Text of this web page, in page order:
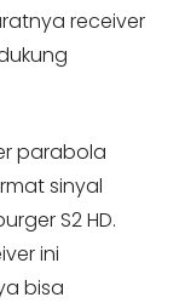
receiver
parabola
sinyal
S2 HD.
ini
bisa